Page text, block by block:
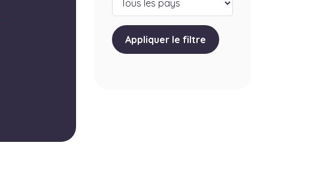
Appliquer le filtre